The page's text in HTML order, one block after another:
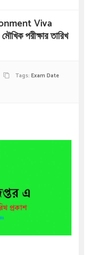
Viva
পরীক্ষার তারিখ
Tags: Exam Date